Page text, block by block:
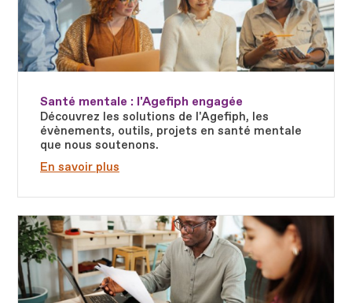
Santé mentale : l'Agefiph engagée
Découvrez les solutions de l'Agefiph, les
évènements, outils, projets en santé mentale
que nous soutenons.
En savoir plus
Fichier